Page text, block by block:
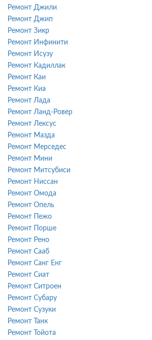
Ремонт Джили
Ремонт Джип
Ремонт Зикр
Ремонт Инфинити
Ремонт Исузу
Ремонт Кадиллак
Ремонт Каи
Ремонт Киа
Ремонт Лада
Ремонт Ланд-Ровер
Ремонт Лексус
Ремонт Мазда
Ремонт Мерседес
Ремонт Мини
Ремонт Митсубиси
Ремонт Ниссан
Ремонт Омода
Ремонт Опель
Ремонт Пежо
Ремонт Порше
Ремонт Рено
Ремонт Сааб
Ремонт Санг Енг
Ремонт Сиат
Ремонт Ситроен
Ремонт Субару
Ремонт Сузуки
Ремонт Танк
Ремонт Тойота